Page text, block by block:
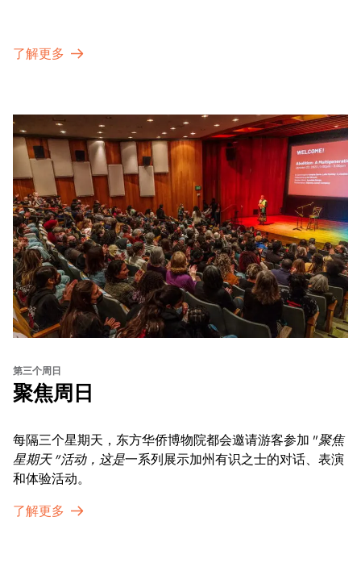
了解更多
第三个周日
聚焦周日
每隔三个星期天，东方华侨博物院都会邀请游客参加 "聚焦
星期天 "活动，这是一系列展示加州有识之士的对话、表演
和体验活动。
了解更多